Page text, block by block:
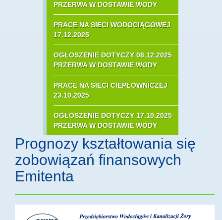
PRZERWA W DOSTAWIE WODY
PRACE NA SIECI WODOCIĄGOWEJ
17.12.2025
OGŁOSZENIE DOTYCZY 08.12.2025
PRZERWA W DOSTAWIE WODY
PRACE NA SIECI CIEPŁOWNICZEJ
23.10.2025
OGŁOSZENIE DOTYCZY 17.10.2025
PRZERWA W DOSTAWIE WODY
Prognozy kształtowania się
zobowiązań finansowych
Emitenta